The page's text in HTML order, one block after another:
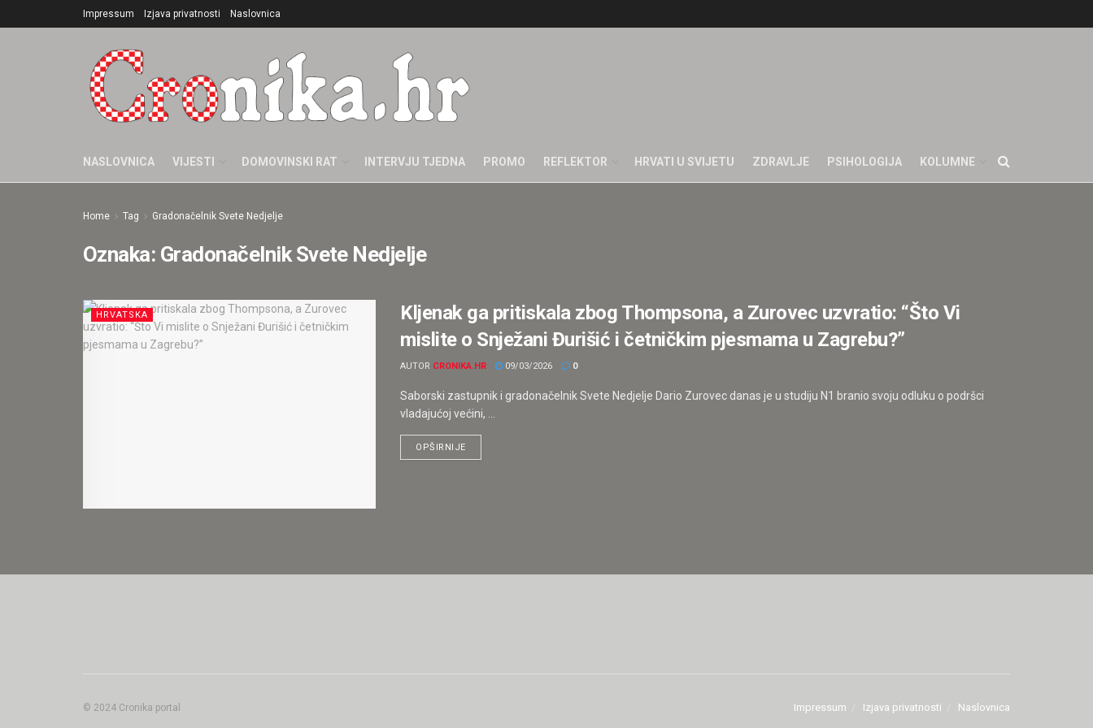
Impressum Izjava privatnosti Naslovnica
NASLOVNICA VIJESTI DOMOVINSKI RAT INTERVJU TJEDNA PROMO REFLEKTOR HRVATI U SVIJETU ZDRAVLJE PSIHOLOGIJA KOLUMNE
Home Tag Gradonačelnik Svete Nedjelje
Oznaka: Gradonačelnik Svete Nedjelje
HRVATSKA
Kljenak ga pritiskala zbog Thompsona, a Zurovec uzvratio: “Što Vi
mislite o Snježani Đurišić i četničkim pjesmama u Zagrebu?”
AUTOR CRONIKA.HR 09/03/2026 0
Saborski zastupnik i gradonačelnik Svete Nedjelje Dario Zurovec danas je u studiju N1 branio svoju odluku o podršci
vladajućoj većini, ...
OPŠIRNIJE
Impressum Izjava privatnosti Naslovnica
© 2024 Cronika portal